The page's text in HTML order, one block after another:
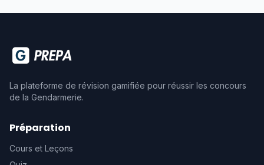
La plateforme de révision gamifiée pour réussir les concours
de la Gendarmerie.
Préparation
Cours et Leçons